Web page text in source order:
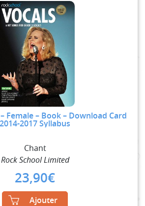
Female – Book – Download Card
2014-2017 Syllabus
Chant
Rock School Limited
23,90€
Ajouter